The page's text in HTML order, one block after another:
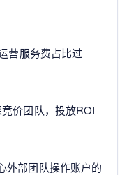
营服务费占比过
价团队，投放ROI
外部团队操作账户的